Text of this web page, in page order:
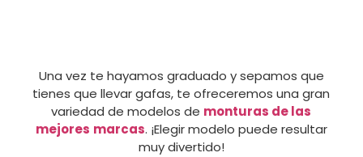
Una vez te hayamos graduado y sepamos que
tienes que llevar gafas, te ofreceremos una gran
variedad de modelos de monturas de las
mejores marcas. ¡Elegir modelo puede resultar
muy divertido!